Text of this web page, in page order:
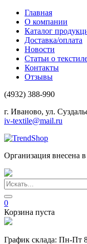
Главная
О компании
Каталог
Доставка/оплата
Новости
Статьи о
Контакты
Отзывы
(4932) 388-990
г. Иваново, ул.
iv-textile@mail.ru
Организация внесена
0
Корзина пуста
График склада: Пн-Пт